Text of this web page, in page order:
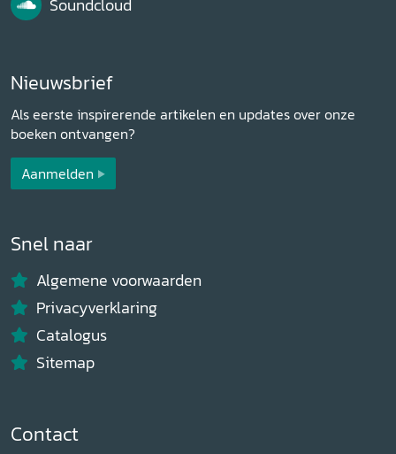
Soundcloud
Nieuwsbrief
Als eerste inspirerende artikelen en updates over onze
boeken ontvangen?
Aanmelden
Snel naar
Algemene voorwaarden
Privacyverklaring
Catalogus
Sitemap
Contact